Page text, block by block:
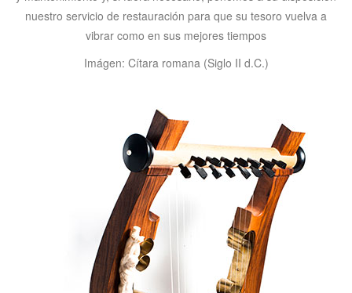
nuestro servicio de restauración para que su tesoro vuelva a
vibrar como en sus mejores tiempos
Imágen: Cítara romana (Siglo II d.C.)